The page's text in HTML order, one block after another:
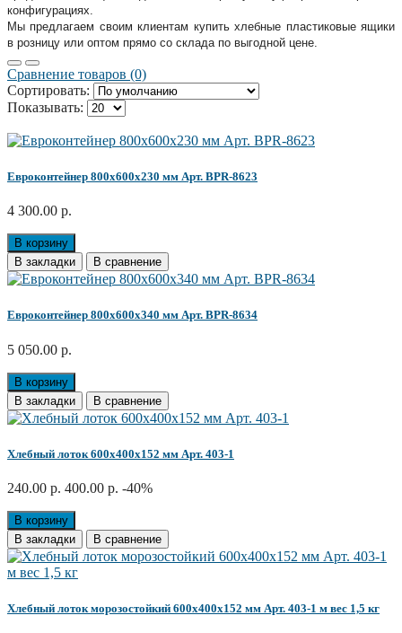
конфигурациях.
Мы предлагаем своим клиентам купить хлебные пластиковые ящики
в розницу или оптом прямо со склада по выгодной цене.
Сравнение товаров (0)
Сортировать:
Показывать:
Евроконтейнер 800x600x230 мм Арт. BPR-8623
4 300.00 р.
В корзину
В закладки
В сравнение
Евроконтейнер 800x600x340 мм Арт. BPR-8634
5 050.00 р.
В корзину
В закладки
В сравнение
Хлебный лоток 600x400x152 мм Арт. 403-1
240.00 р. 400.00 р. -40%
В корзину
В закладки
В сравнение
Хлебный лоток морозостойкий 600x400x152 мм Арт. 403-1 м вес 1,5 кг